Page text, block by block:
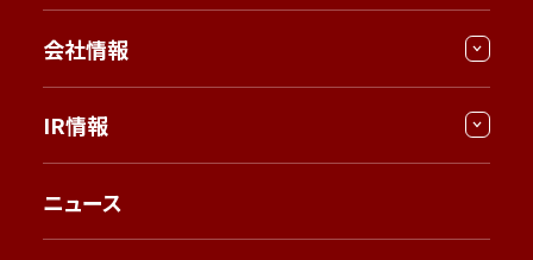
会社情報
IR情報
ニュース